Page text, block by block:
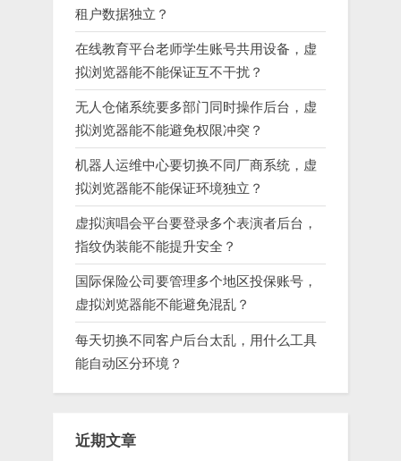
租户数据独立？
在线教育平台老师学生账号共用设备，虚
拟浏览器能不能保证互不干扰？
无人仓储系统要多部门同时操作后台，虚
拟浏览器能不能避免权限冲突？
机器人运维中心要切换不同厂商系统，虚
拟浏览器能不能保证环境独立？
虚拟演唱会平台要登录多个表演者后台，
指纹伪装能不能提升安全？
国际保险公司要管理多个地区投保账号，
虚拟浏览器能不能避免混乱？
每天切换不同客户后台太乱，用什么工具
能自动区分环境？
近期文章